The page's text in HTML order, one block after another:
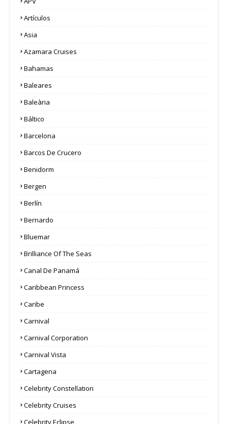
Artículos
Asia
Azamara Cruises
Bahamas
Baleares
Baleària
Báltico
Barcelona
Barcos De Crucero
Benidorm
Bergen
Berlín
Bernardo
Bluemar
Brilliance Of The Seas
Canal De Panamá
Caribbean Princess
Caribe
Carnival
Carnival Corporation
Carnival Vista
Cartagena
Celebrity Constellation
Celebrity Cruises
Celebrity Eclipse